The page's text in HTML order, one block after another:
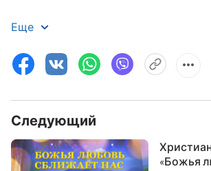
Он всегда в диалоге с людьми и
И Он творит новые дела каждый
Характер и сущность Его
доносятся они в диалоге с
Мысли Его полностью явлены.
Еще
Следующий
«Божья